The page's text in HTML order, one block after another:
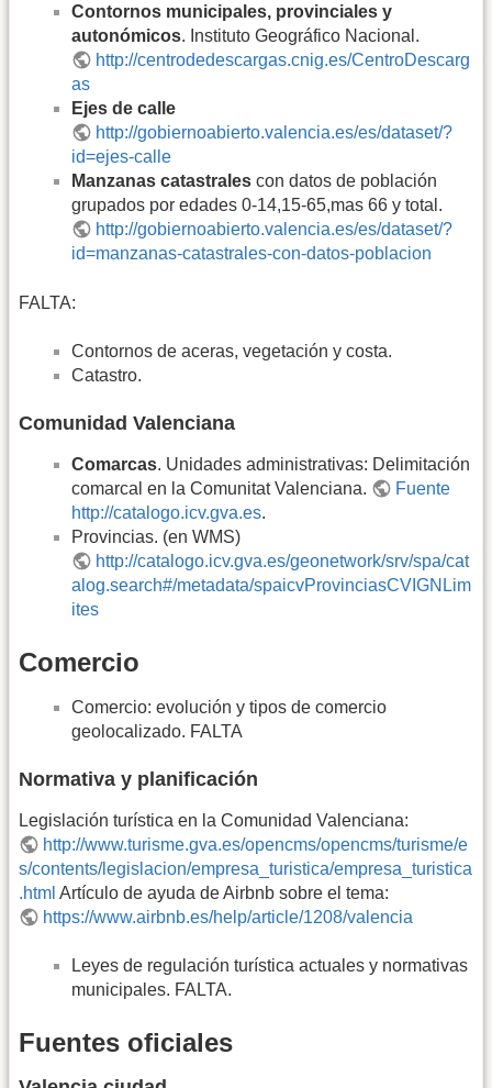
Contornos municipales, provinciales y
autonómicos. Instituto Geográfico Nacional.
http://centrodedescargas.cnig.es/CentroDescarg
as
Ejes de calle
http://gobiernoabierto.valencia.es/es/dataset/?
id=ejes-calle
Manzanas catastrales con datos de población
grupados por edades 0-14,15-65,mas 66 y total.
http://gobiernoabierto.valencia.es/es/dataset/?
id=manzanas-catastrales-con-datos-poblacion
FALTA:
Contornos de aceras, vegetación y costa.
Catastro.
Comunidad Valenciana
Comarcas. Unidades administrativas: Delimitación
comarcal en la Comunitat Valenciana.
Fuente
http://catalogo.icv.gva.es.
Provincias. (en WMS)
http://catalogo.icv.gva.es/geonetwork/srv/spa/cat
alog.search#/metadata/spaicvProvinciasCVIGNLim
ites
Comercio
Comercio: evolución y tipos de comercio
geolocalizado. FALTA
Normativa y planificación
Legislación turística en la Comunidad Valenciana:
http://www.turisme.gva.es/opencms/opencms/turisme/e
s/contents/legislacion/empresa_turistica/empresa_turistica
.html Artículo de ayuda de Airbnb sobre el tema:
https://www.airbnb.es/help/article/1208/valencia
Leyes de regulación turística actuales y normativas
municipales. FALTA.
Fuentes oficiales